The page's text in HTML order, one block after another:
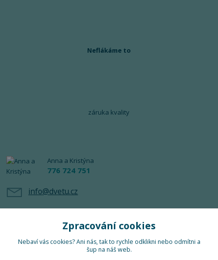
Neflákáme to
záruka kvality
Anna a Kristýna
776 724 751
info@dvetu.cz
Zpracování cookies
Nebaví vás cookies? Ani nás, tak to rychle odklikni nebo odmítni a
šup na náš web.